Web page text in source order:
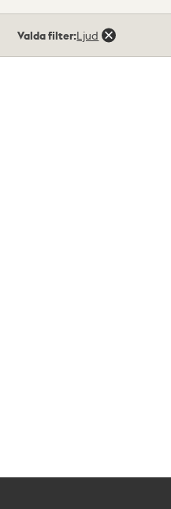
träffar
Valda filter:Ljud